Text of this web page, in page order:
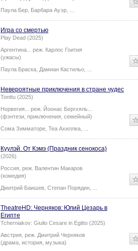
Паула Бер Барбара Ауэр
Игра со смертью
Play Dead (2025)
Аргентина... реж. Карлос Гоития
(ужасы)
Паула Браска Дамиан Кастильо
Невероятные приключения в стране чудес
Tonttu (2025)
Норвегия... реж. Йоонас Бергхяль
(фэнтези, приключения, семейный)
Сома Зимматоре Теа Ахиллеа
Куулэй. От Кэмэ (Праздник сенокоса)
(2026)
Россия, реж. Валентин Макаров
(комедия)
Дмитрий Баишев Степан Порядин
TheatreHD: Черняков: Юлий Цезарь в
Египте​​​​​​​
Tcherniakov: Giulio Cesare in Egitto (2025)
Австрия, реж. Дмитрий Черняков
(драма, история, музыка)